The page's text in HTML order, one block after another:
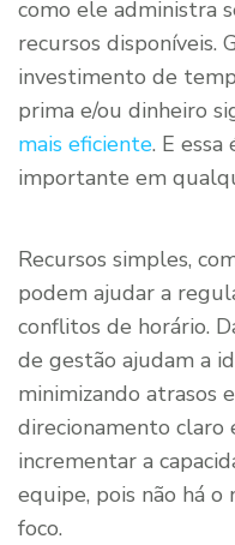
como ele administra
recursos disponíveis.
investimento de
prima e/ou dinheiro
mais eficiente. E
importante em
Recursos simples,
podem ajudar a
conflitos de horário.
de gestão ajudam a
minimizando atrasos
direcionamento claro
incrementar a
equipe, pois não há
foco.